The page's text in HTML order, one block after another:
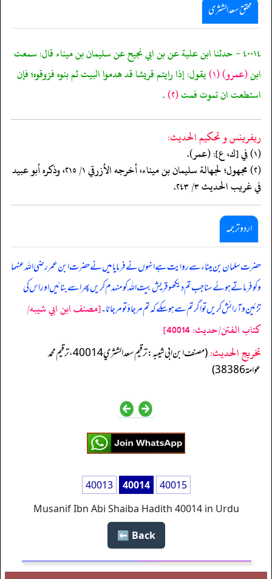
محقق سعد الشثری
٤٠٠١٤ - حدثنا ابن علية عن بن ابي نجيح عن سليمان بن ميناء قال: سمعت
ابن(عمرو)(١) يقول: إذا رايتم قريشا قد هدموا البيت ثم بنوه فزوقوه؛ فإن
استطعت ان تموت فمت(٢) .
ريفرينس و تحكيم الحدیث:
(١) في [ك، ع]: (عمر).
(٢) مجهول؛ لجهالة سليمان بن ميناء، أخرجه الأزرقي ١/ ٢١٥، وذكره أبو عبيد
في غريب الحديث ٣/ ٢٤٣.
اردو ترجمہ
حضرت سلمان بن میناء سے روایت ہے انہوں نے فرمایا میں نے حضرت ابن عمر رضی اللہ عنہما
و کو فرماتے ہوئے سنا جب تم دیکھو قریش بیت اللہ کو منہدم کریں پھر اسے بنائیں اور اس کی
تزئین و آرائش کریں تو اگر تم سے ہو سکے کہ تم مرجاؤ تو مرجانا۔[مصنف ابن ابي شيبه/
كتاب الفتن/حدیث: 40014]
تخریج الحدیث:
(مصنف ابن ابي شيبه: ترقيم سعد الشثري 40014، ترقيم محمد
عوامة 38386)
40013 40014
40015
Musanif Ibn Abi Shaiba Hadith 40014 in Urdu
Back ⬅️